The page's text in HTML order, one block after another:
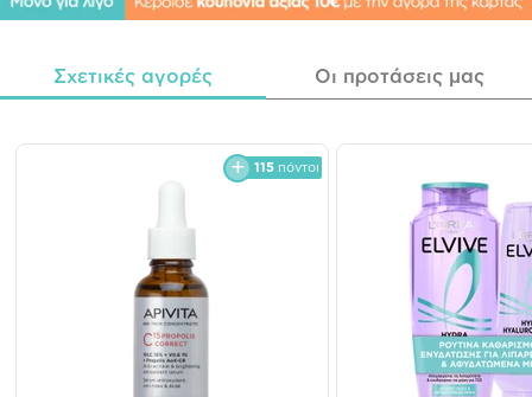
Σχετικές αγορές Οι προτάσεις μας
115 πόντοι